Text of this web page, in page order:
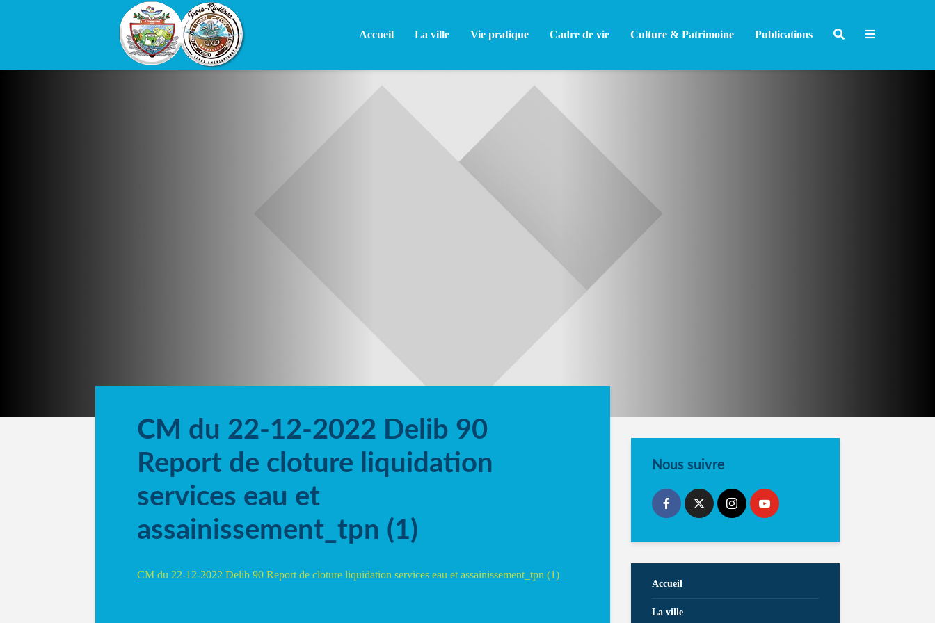
Accueil La ville Vie pratique Cadre de vie Culture & Patrimoine Publications
CM du 22-12-2022 Delib 90
Report de cloture liquidation
services eau et
assainissement_tpn (1)
CM du 22-12-2022 Delib 90 Report de cloture liquidation services eau et assainissement_tpn (1)
Nous suivre
Accueil
La ville